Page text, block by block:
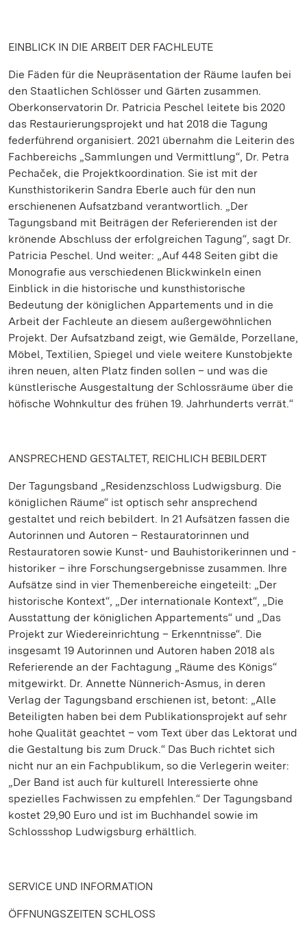
EINBLICK IN DIE ARBEIT DER FACHLEUTE
Die Fäden für die Neupräsentation der Räume laufen bei
den Staatlichen Schlösser und Gärten zusammen.
Oberkonservatorin Dr. Patricia Peschel leitete bis 2020
das Restaurierungsprojekt und hat 2018 die Tagung
federführend organisiert. 2021 übernahm die Leiterin des
Fachbereichs „Sammlungen und Vermittlung“, Dr. Petra
Pechaček, die Projektkoordination. Sie ist mit der
Kunsthistorikerin Sandra Eberle auch für den nun
erschienenen Aufsatzband verantwortlich. „Der
Tagungsband mit Beiträgen der Referierenden ist der
krönende Abschluss der erfolgreichen Tagung“, sagt Dr.
Patricia Peschel. Und weiter: „Auf 448 Seiten gibt die
Monografie aus verschiedenen Blickwinkeln einen
Einblick in die historische und kunsthistorische
Bedeutung der königlichen Appartements und in die
Arbeit der Fachleute an diesem außergewöhnlichen
Projekt. Der Aufsatzband zeigt, wie Gemälde, Porzellane,
Möbel, Textilien, Spiegel und viele weitere Kunstobjekte
ihren neuen, alten Platz finden sollen – und was die
künstlerische Ausgestaltung der Schlossräume über die
höfische Wohnkultur des frühen 19. Jahrhunderts verrät.“
ANSPRECHEND GESTALTET, REICHLICH BEBILDERT
Der Tagungsband „Residenzschloss Ludwigsburg. Die
königlichen Räume“ ist optisch sehr ansprechend
gestaltet und reich bebildert. In 21 Aufsätzen fassen die
Autorinnen und Autoren – Restauratorinnen und
Restauratoren sowie Kunst- und Bauhistorikerinnen und -
historiker – ihre Forschungsergebnisse zusammen. Ihre
Aufsätze sind in vier Themenbereiche eingeteilt: „Der
historische Kontext“, „Der internationale Kontext“, „Die
Ausstattung der königlichen Appartements“ und „Das
Projekt zur Wiedereinrichtung – Erkenntnisse“. Die
insgesamt 19 Autorinnen und Autoren haben 2018 als
Referierende an der Fachtagung „Räume des Königs“
mitgewirkt. Dr. Annette Nünnerich-Asmus, in deren
Verlag der Tagungsband erschienen ist, betont: „Alle
Beteiligten haben bei dem Publikationsprojekt auf sehr
hohe Qualität geachtet – vom Text über das Lektorat und
die Gestaltung bis zum Druck.“ Das Buch richtet sich
nicht nur an ein Fachpublikum, so die Verlegerin weiter:
„Der Band ist auch für kulturell Interessierte ohne
spezielles Fachwissen zu empfehlen.“ Der Tagungsband
kostet 29,90 Euro und ist im Buchhandel sowie im
Schlossshop Ludwigsburg erhältlich.
SERVICE UND INFORMATION
ÖFFNUNGSZEITEN SCHLOSS